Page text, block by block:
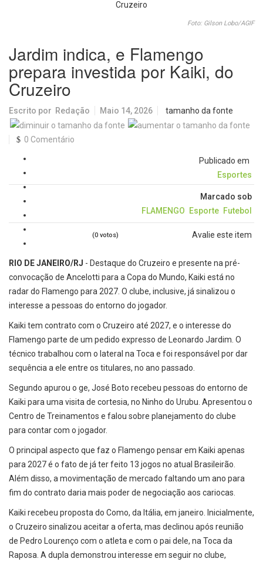
Foto: Gilson Lobo/AGIF
Jardim indica, e Flamengo
prepara investida por Kaiki, do
Cruzeiro
Escrito por Redação Maio 14, 2026 tamanho da fonte
0 Comentário
Publicado em
Esportes
Marcado sob
FLAMENGO
Esporte Futebol
Avalie este item
(0 votos)
RIO DE JANEIRO/RJ - Destaque do Cruzeiro e presente na pré-
convocação de Ancelotti para a Copa do Mundo, Kaiki está no
radar do Flamengo para 2027. O clube, inclusive, já sinalizou o
interesse a pessoas do entorno do jogador.
Kaiki tem contrato com o Cruzeiro até 2027, e o interesse do
Flamengo parte de um pedido expresso de Leonardo Jardim. O
técnico trabalhou com o lateral na Toca e foi responsável por dar
sequência a ele entre os titulares, no ano passado.
Segundo apurou o ge, José Boto recebeu pessoas do entorno de
Kaiki para uma visita de cortesia, no Ninho do Urubu. Apresentou o
Centro de Treinamentos e falou sobre planejamento do clube
para contar com o jogador.
O principal aspecto que faz o Flamengo pensar em Kaiki apenas
para 2027 é o fato de já ter feito 13 jogos no atual Brasileirão.
Além disso, a movimentação de mercado faltando um ano para
fim do contrato daria mais poder de negociação aos cariocas.
Kaiki recebeu proposta do Como, da Itália, em janeiro. Inicialmente,
o Cruzeiro sinalizou aceitar a oferta, mas declinou após reunião
de Pedro Lourenço com o atleta e com o pai dele, na Toca da
Raposa. A dupla demonstrou interesse em seguir no clube,